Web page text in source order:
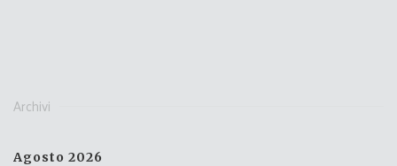
Archivi
Agosto 2026